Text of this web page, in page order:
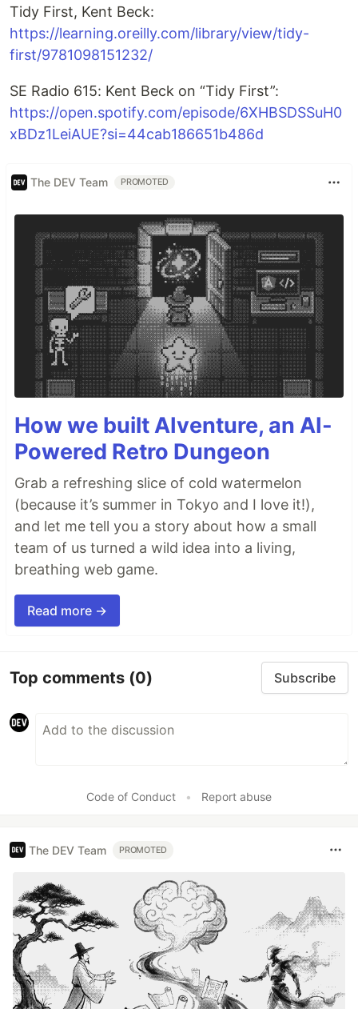
Tidy First, Kent Beck:
https://learning.oreilly.com/library/view/tidy-
first/9781098151232/
SE Radio 615: Kent Beck on “Tidy First”:
https://open.spotify.com/episode/6XHBSDSSuH0
xBDz1LeiAUE?si=44cab186651b486d
The DEV Team PROMOTED
How we built AIventure, an AI-
Powered Retro Dungeon
Grab a refreshing slice of cold watermelon
(because it’s summer in Tokyo and I love it!),
and let me tell you a story about how a small
team of us turned a wild idea into a living,
breathing web game.
Read more →
Top comments (0) Subscribe
Code of Conduct • Report abuse
The DEV Team PROMOTED